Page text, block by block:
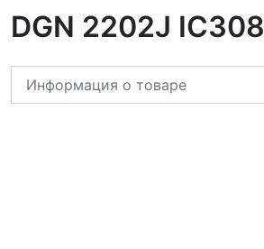
DGN 2202J IC308
Информация о товаре